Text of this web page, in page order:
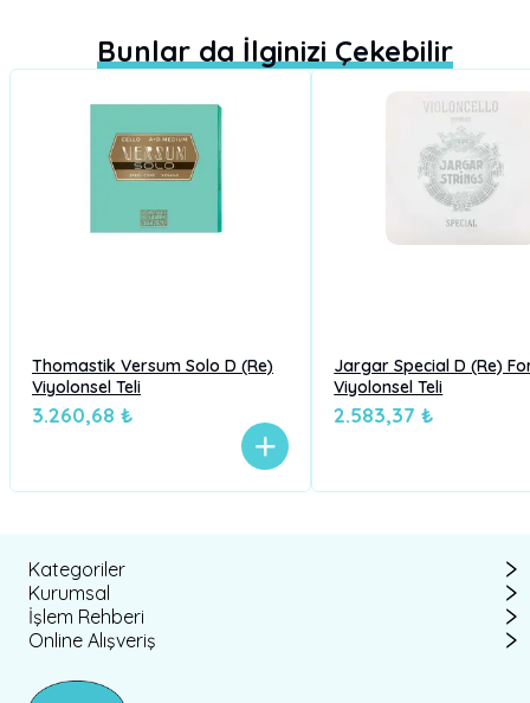
Bunlar da İlginizi Çekebilir
Thomastik Versum Solo D (Re)
Viyolonsel Teli
3.260,68 ₺
Jargar Special D (Re)
Viyolonsel Teli
2.583,37 ₺
Kategoriler
Kurumsal
İşlem Rehberi
Online Alışveriş